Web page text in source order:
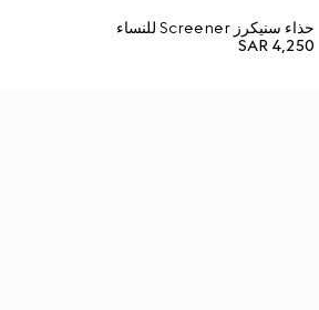
حذاء سنيكرز Screener للنساء
SAR 4,250